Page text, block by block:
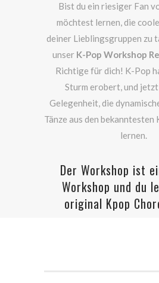
Bist du ein riesiger Fan
möchtest lernen, die
deiner Lieblingsgruppen zu
unser K-Pop Workshop
Richtige für dich! K-Pop
Sturm erobert, und
Gelegenheit, die
Tänze aus den bekanntesten
lernen.
Der Workshop ist
Workshop und du
original Kpop